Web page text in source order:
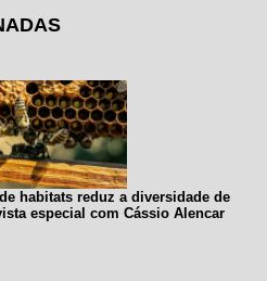
habitats reduz a diversidade de
especial com Cássio Alencar